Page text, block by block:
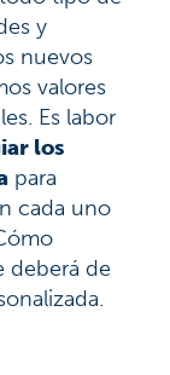
y
nuevos
valores
Es labor
los
para
cada uno
deberá de